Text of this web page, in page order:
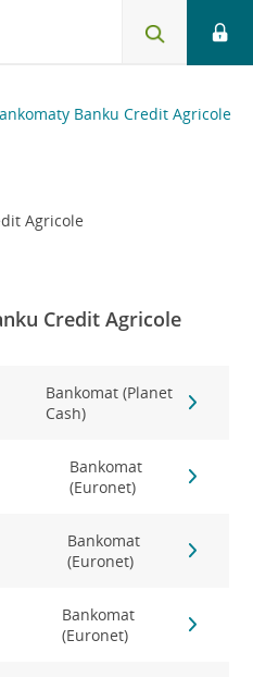
Banku Credit Agricole
Agricole
Credit Agricole
Bankomat (Planet
Cash)
Bankomat
(Euronet)
Bankomat
(Euronet)
Bankomat
(Euronet)